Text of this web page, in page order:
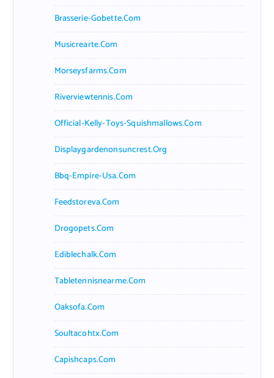
Brasserie-Gobette.com
Musicrearte.com
Morseysfarms.com
Riverviewtennis.com
Official-Kelly-Toys-Squishmallows.com
Displaygardenonsuncrest.org
Bbq-Empire-Usa.com
Feedstoreva.com
Drogopets.com
Ediblechalk.com
Tabletennisnearme.com
Oaksofa.com
Soultacohtx.com
Capishcaps.com